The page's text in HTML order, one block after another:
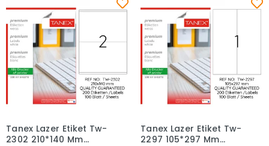
Sepete Ekle
Tanex Lazer Etiket Tw-
2302 210*140 Mm
Sepete Ekle
Tanex Lazer Etiket Tw-
2297 105*297 Mm